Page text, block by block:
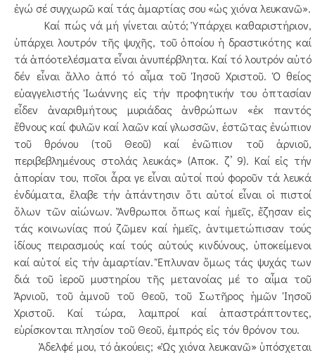
ἐγώ σέ συγχωρῶ καί τάς ἁμαρτίας σου «ὡς χιόνα λευκανῶ».
Καί πώς νά μή γίνεται αὐτό; Ὑπάρχει καθαριστήριον,
ὑπάρχει λουτρόν τῆς ψυχῆς, τοῦ ὁποίου ἡ δραστικότης καί
τά ἀπόοτελέσματα εἶναι ἀνυπέρβλητα. Καί τό λουτρόν αὐτό
δέν εἶναι ἄλλο ἀπό τό αἷμα τοῦ Ἰησοῦ Χριστοῦ. Ὁ θείος
εὐαγγελιστής Ἰωάννης εἰς τήν προφητικήν του ὀπτασίαν
εἶδεν ἀναριθμήτους μυριάδας ἀνθρώπων «ἐκ παντός
ἔθνους καί φυλῶν καί λαῶν καί γλωσσῶν, ἑστῶτας ἐνώπιον
τοῦ θρόνου (τοῦ Θεοῦ) καί ἐνῶπιον τοῦ ἀρνιοῦ,
περιβεβλημένους στολάς λευκάς» (Αποκ. ζ’ 9). Καί εἰς τήν
ἀπορίαν του, ποῖοι ἆρα γε εἶναι αὐτοί πού φοροῦν τά λευκά
ἐνδύματα, ἔλαβε τήν ἀπάντησιν ὅτι αὐτοί εἶναι οἱ πιστοί
ὅλων τῶν αἰώνων. Ἄνθρωποι ὅπως καί ἡμεῖς, ἔζησαν εἰς
τάς κοινωνίας πού ζῶμεν καί ἡμεῖς, ἀντιμετώπισαν τούς
ἰδίους πειρασμούς καί τούς αὐτούς κινδύνους, ὑποκείμενοι
καί αὐτοί εἰς τήν ἁμαρτίαν. Ἔπλυναν ὅμως τάς ψυχάς των
διά τοῦ ἱεροῦ μυστηρίου τῆς μετανοίας μέ το αἷμα τοῦ
Ἀρνιοῦ, τοῦ ἀμνοῦ τοῦ Θεοῦ, τοῦ Σωτῆρος ἡμῶν Ἰησοῦ
Χριστοῦ. Καί τώρα, λαμπροί καί ἀπαστράπτοντες,
εὑρίσκονται πλησίον τοῦ Θεοῦ, ἐμπρός εἰς τόν θρόνον του.
Ἀδελφέ μου, τό ἀκούεις; «Ὡς χιόνα λευκανῶ» ὑπόσχεται